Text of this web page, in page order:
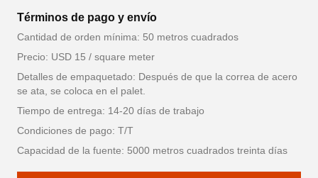
Términos de pago y envío
Cantidad de orden mínima: 50 metros cuadrados
Precio: USD 15 / square meter
Detalles de empaquetado: Después de que la correa de acero
se ata, se coloca en el palet.
Tiempo de entrega: 14-20 días de trabajo
Condiciones de pago: T/T
Capacidad de la fuente: 5000 metros cuadrados treinta días